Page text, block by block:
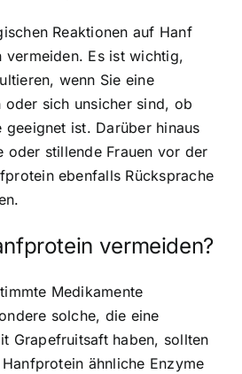
Reaktionen auf Hanf
vermeiden. Es ist wichtig,
wenn Sie eine
oder sich unsicher sind, ob
ist. Darüber hinaus
oder stillende Frauen vor der
ebenfalls Rücksprache
vermeiden?
Medikamente
solche, die eine
Grapefruitsaft haben, sollten
ähnliche Enzyme